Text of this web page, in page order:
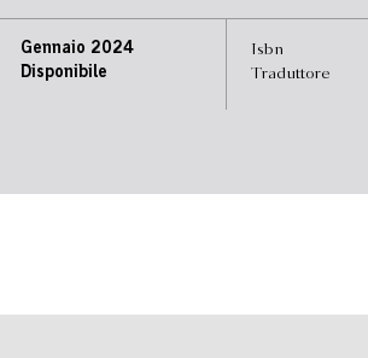
Gennaio 2024
Disponibile
Isbn
Traduttore